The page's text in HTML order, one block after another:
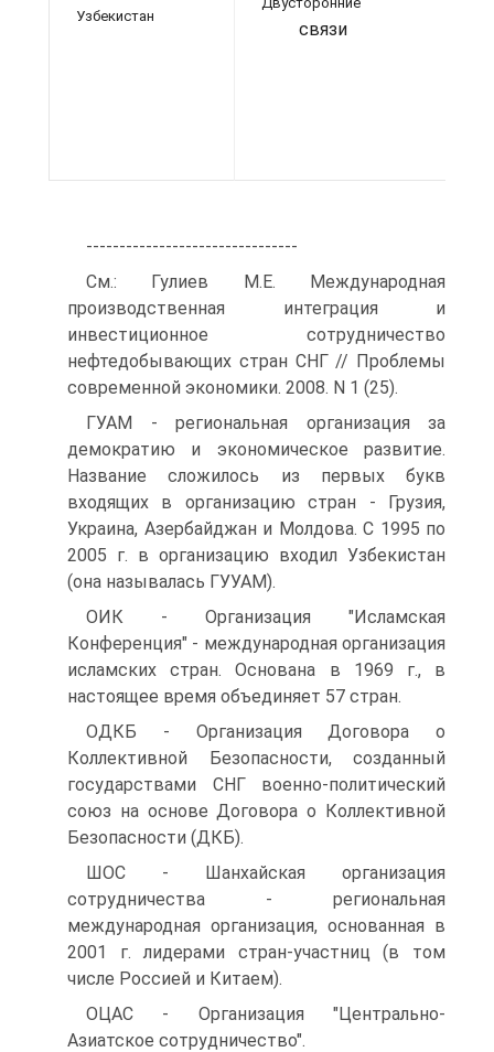
Узбекистан
связи
--------------------------------
См.: Гулиев М.Е. Международная
производственная интеграция и
инвестиционное сотрудничество
нефтедобывающих стран СНГ // Проблемы
современной экономики. 2008. N 1 (25).
ГУАМ - региональная организация за
демократию и экономическое развитие.
Название сложилось из первых букв
входящих в организацию стран - Грузия,
Украина, Азербайджан и Молдова. С 1995 по
2005 г. в организацию входил Узбекистан
(она называлась ГУУАМ).
ОИК - Организация "Исламская
Конференция" - международная организация
исламских стран. Основана в 1969 г., в
настоящее время объединяет 57 стран.
ОДКБ - Организация Договора о
Коллективной Безопасности, созданный
государствами СНГ военно-политический
союз на основе Договора о Коллективной
Безопасности (ДКБ).
ШОС - Шанхайская организация
сотрудничества - региональная
международная организация, основанная в
2001 г. лидерами стран-участниц (в том
числе Россией и Китаем).
ОЦАС - Организация "Центрально-
Азиатское сотрудничество".